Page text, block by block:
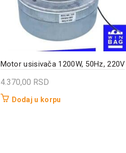
Motor usisivača 1200W, 50Hz, 220V
4.370,00 RSD
Dodaj u korpu